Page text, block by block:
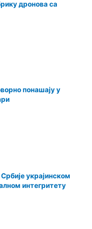
дронова са
понашају у
украјинском
интегритету